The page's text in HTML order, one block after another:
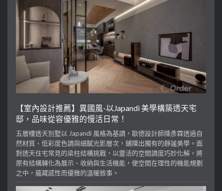
【室內設計推薦】異國風-以Japandi 美學構築透天宅
邸，品味從容優雅的慢活日常！
五層樓透天別墅以 Japandi 風格為基調，歐德設計師陳彥霖透過自
然材質、低彩度色調與細膩光影層次，鋪陳出獨有的靜謐美學。面
對透天住宅常見的梁柱結構挑戰，以靈活的空間調度巧妙化解，將
原有結構轉化為展示、收納與生活機能，使空間在理性的機能規劃
之中，蘊藏感性而優雅的溫暖敘事。